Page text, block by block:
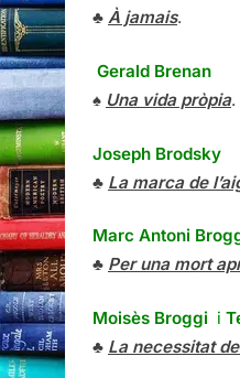
♣ À jamais.
Gerald Brenan
♠ Una vida pròpia.
Joseph Brodsky
♣ La marca de
Marc Antoni
♣ Per una mort
Moisès Broggi i
♣ La necessitat